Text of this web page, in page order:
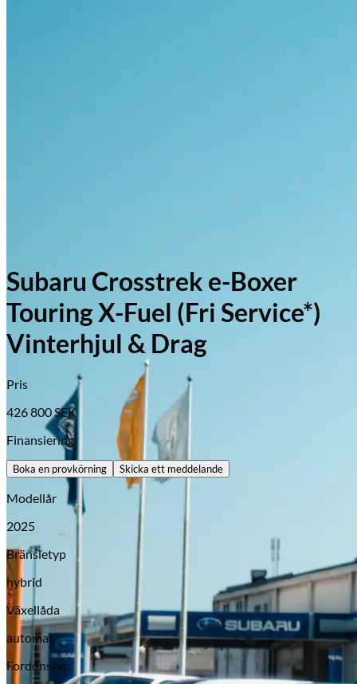
Opel
Subaru Crosstrek e-Boxer
Touring X-Fuel (Fri Service*)
Vinterhjul & Drag
Pris
426 800SEK
Finansiering
Boka en provkörning Skicka ett meddelande
Modellår
2025
Bränsletyp
hybrid
Växellåda
automat
Fordonstyp